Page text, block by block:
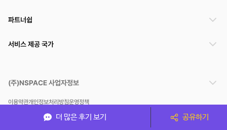
더 많은 후기 보기 공유하기
파트너쉽
서비스 제공 국가
(주)NSPACE 사업자정보
이용약관개인정보처리방침운영정책
스페이스클라우드는 통신판매중개자이며 통신판매의 당사자가 아닙니다. 따라서 스페이스클
라우드는 공간 거래정보 및 거래에 대해 책임지지 않습니다.